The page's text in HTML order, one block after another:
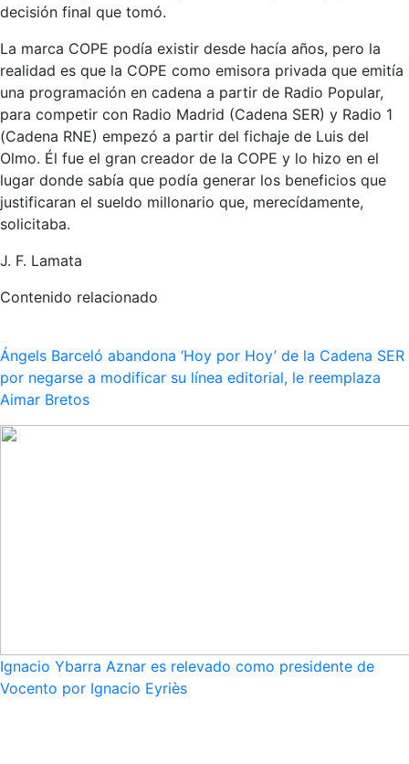
decisión final que tomó.
La marca COPE podía existir desde hacía años, pero la
realidad es que la COPE como emisora privada que emitía
una programación en cadena a partir de Radio Popular,
para competir con Radio Madrid (Cadena SER) y Radio 1
(Cadena RNE) empezó a partir del fichaje de Luis del
Olmo. Él fue el gran creador de la COPE y lo hizo en el
lugar donde sabía que podía generar los beneficios que
justificaran el sueldo millonario que, merecídamente,
solicitaba.
J. F. Lamata
Contenido relacionado
Ángels Barceló abandona ‘Hoy por Hoy’ de la Cadena SER
por negarse a modificar su línea editorial, le reemplaza
Aimar Bretos
Ignacio Ybarra Aznar es relevado como presidente de
Vocento por Ignacio Eyriès